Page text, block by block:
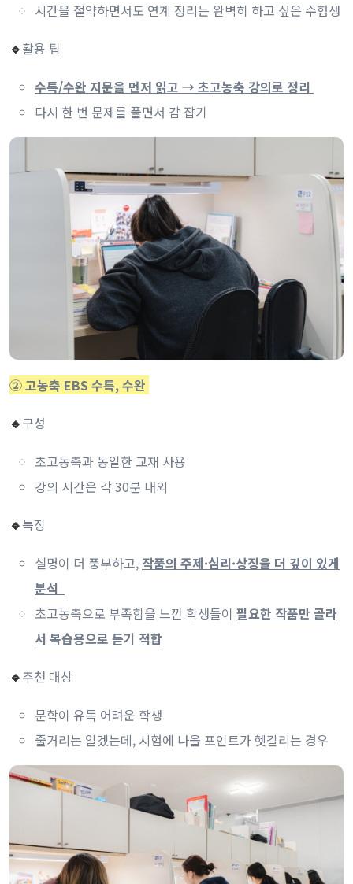
시간을 절약하면서도 연계 정리는 완벽히 하고 싶은 수험생
🔹 활용 팁
수특/수완 지문을 먼저 읽고 → 초고농축 강의로 정리
다시 한 번 문제를 풀면서 감 잡기
② 고농축 EBS 수특, 수완
🔹 구성
초고농축과 동일한 교재 사용
강의 시간은 각 30분 내외
🔹 특징
설명이 더 풍부하고, 작품의 주제·심리·상징을 더 깊이 있게
분석
초고농축으로 부족함을 느낀 학생들이 필요한 작품만 골라
서 복습용으로 듣기 적합
🔹 추천 대상
문학이 유독 어려운 학생
줄거리는 알겠는데, 시험에 나올 포인트가 헷갈리는 경우